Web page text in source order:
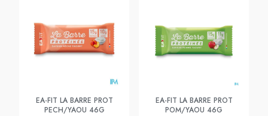
EA-FIT LA BARRE PROT
PECH/YAOU 46G
EA-FIT LA BARRE PROT
POM/YAOU 46G